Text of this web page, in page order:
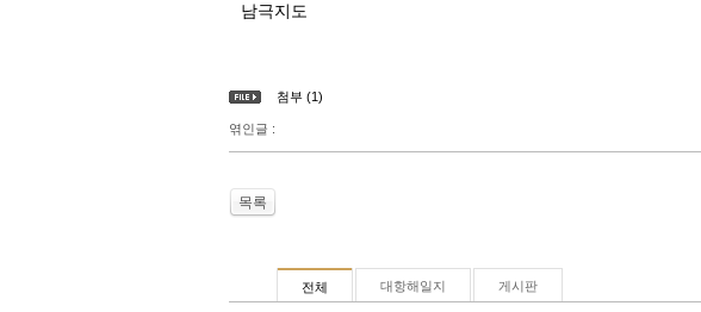
남극지도
첨부 (1)
엮인글 :
목록
전체 대항해일지 게시판